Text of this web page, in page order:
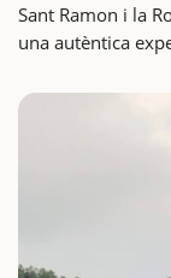
Sant Ramon i la
una autèntica